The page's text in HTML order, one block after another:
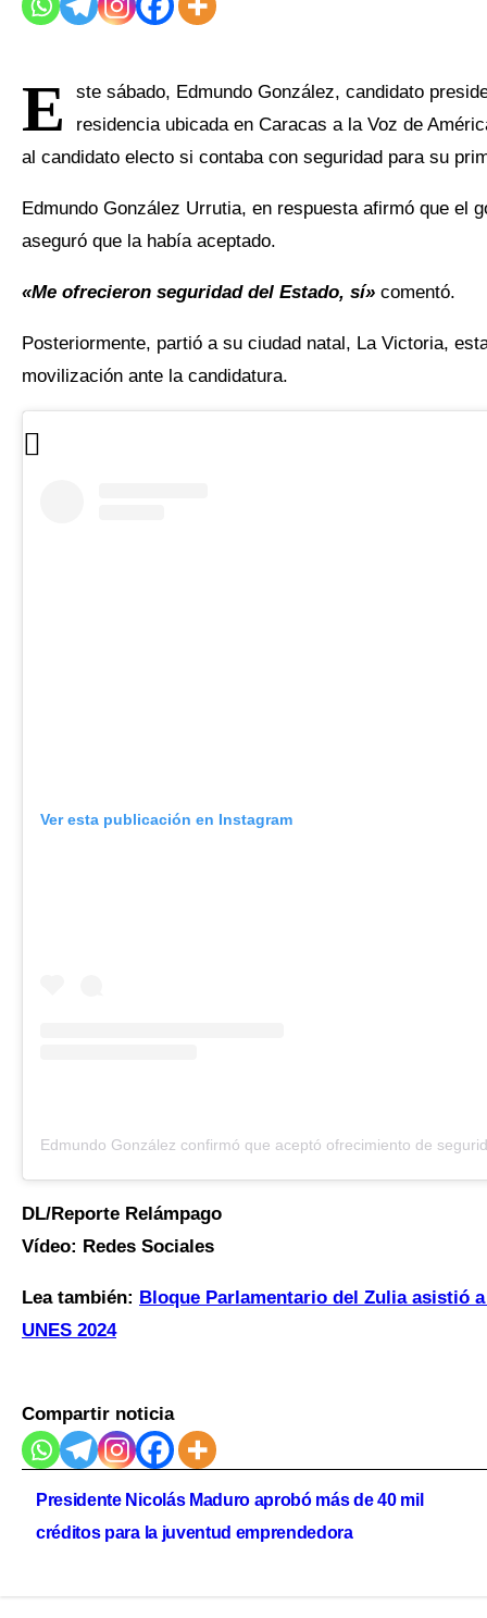
E
ste sábado, Edmundo González, candidato
residencia ubicada en Caracas a la Voz de
al candidato electo si contaba con seguridad para su
Edmundo González Urrutia, en respuesta afirmó que el
aseguró que la había aceptado.
«Me ofrecieron seguridad del Estado, sí» comentó.
Posteriormente, partió a su ciudad natal, La Victoria,
movilización ante la candidatura.
Ver esta publicación en Instagram
Edmundo González confirmó que aceptó ofrecimiento de
DL/Reporte Relámpago
Vídeo: Redes Sociales
Lea también: Bloque Parlamentario del Zulia asistió
UNES 2024
Compartir noticia
Navegación
de
Presidente Nicolás Maduro aprobó más de 40 mil
créditos para la juventud emprendedora